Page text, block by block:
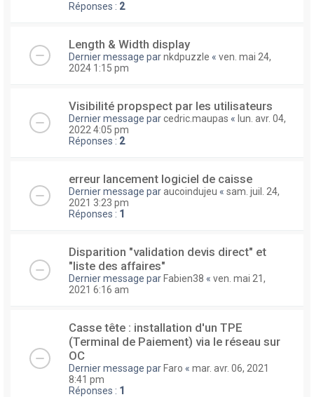
Réponses : 2
Length & Width display
Dernier message parnkdpuzzle « ven. mai 24,
2024 1:15 pm
Visibilité propspect par les utilisateurs
Dernier message parcedric.maupas « lun. avr. 04,
2022 4:05 pm
Réponses : 2
erreur lancement logiciel de caisse
Dernier message paraucoindujeu « sam. juil. 24,
2021 3:23 pm
Réponses : 1
Disparition "validation devis direct" et
"liste des affaires"
Dernier message parFabien38 « ven. mai 21,
2021 6:16 am
Casse tête : installation d'un TPE
(Terminal de Paiement) via le réseau sur
OC
Dernier message parFaro « mar. avr. 06, 2021
8:41 pm
Réponses : 1